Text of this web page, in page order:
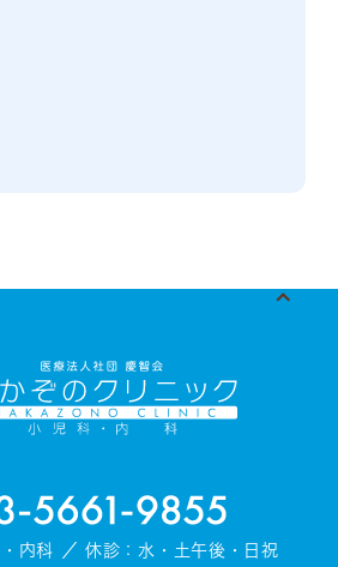
内科 ／ 休診：水・土午後・日祝